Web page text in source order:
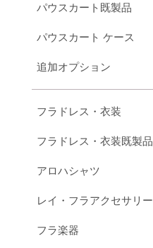
パウスカート既製品
パウスカート ケース
追加オプション
フラドレス・衣装
フラドレス・衣装既製品
アロハシャツ
レイ・フラアクセサリー
フラ楽器